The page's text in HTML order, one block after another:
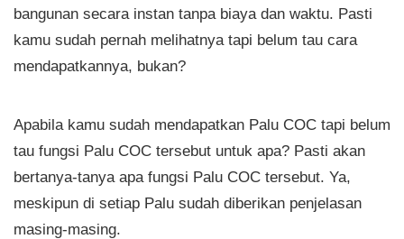
bangunan secara instan tanpa biaya dan waktu. Pasti
kamu sudah pernah melihatnya tapi belum tau cara
mendapatkannya, bukan?
Apabila kamu sudah mendapatkan Palu COC tapi belum
tau fungsi Palu COC tersebut untuk apa? Pasti akan
bertanya-tanya apa fungsi Palu COC tersebut. Ya,
meskipun di setiap Palu sudah diberikan penjelasan
masing-masing.